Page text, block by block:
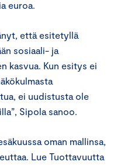
euroa.
että esitetyllä
sosiaali- ja
kasvua. Kun esitys ei
ei uudistusta ole
Sipola sanoo.
oman mallinsa,
Lue Tuottavuutta